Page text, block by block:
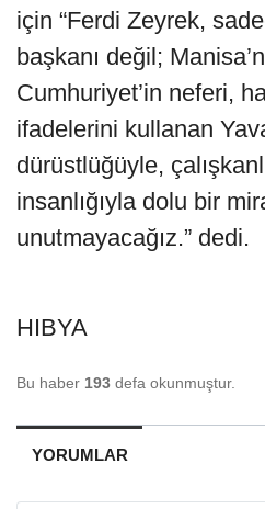
için “Ferdi Zeyrek,
başkanı değil;
Cumhuriyet’in neferi,
ifadelerini kullanan
dürüstlüğüyle,
insanlığıyla dolu bir
unutmayacağız.” dedi.
HIBYA
Bu haber 193 defa okunmuştur.
YORUMLAR